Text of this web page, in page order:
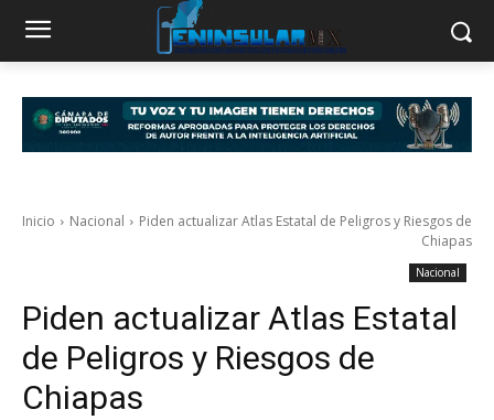
Inicio Nacional
Piden actualizar Atlas Estatal de Peligros y Riesgos de
Chiapas
Nacional
Piden actualizar Atlas Estatal
de Peligros y Riesgos de
Chiapas